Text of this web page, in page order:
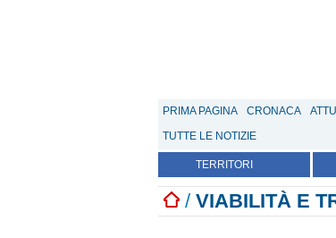
PRIMA PAGINA CRONACA
TUTTE LE NOTIZIE
TERRITORI
/ VIABILITÀ E